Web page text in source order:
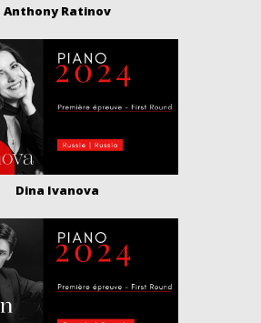
Anthony Ratinov
Dina Ivanova